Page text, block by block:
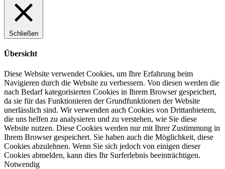
Schließen
Übersicht
Diese Website verwendet Cookies, um Ihre Erfahrung beim
Navigieren durch die Website zu verbessern. Von diesen werden die
nach Bedarf kategorisierten Cookies in Ihrem Browser gespeichert,
da sie für das Funktionieren der Grundfunktionen der Website
unerlässlich sind. Wir verwenden auch Cookies von Drittanbietern,
die uns helfen zu analysieren und zu verstehen, wie Sie diese
Website nutzen. Diese Cookies werden nur mit Ihrer Zustimmung in
Ihrem Browser gespeichert. Sie haben auch die Möglichkeit, diese
Cookies abzulehnen. Wenn Sie sich jedoch von einigen dieser
Cookies abmelden, kann dies Ihr Surferlebnis beeinträchtigen.
Notwendig